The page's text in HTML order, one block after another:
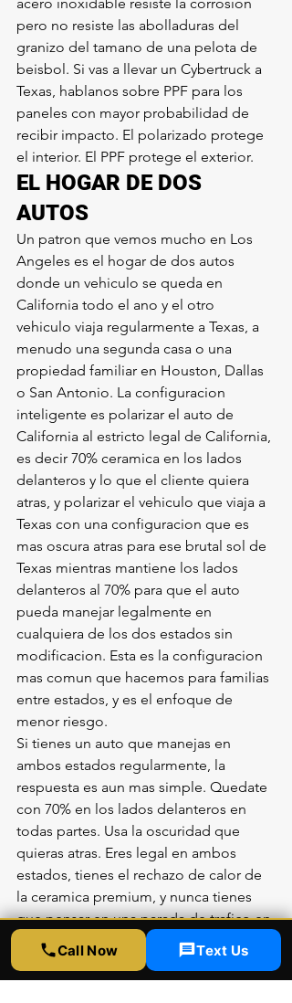
pero no resiste las abolladuras del
granizo del tamano de una pelota de
beisbol. Si vas a llevar un Cybertruck a
Texas, hablanos sobre PPF para los
paneles con mayor probabilidad de
recibir impacto. El polarizado protege
el interior. El PPF protege el exterior.
EL HOGAR DE DOS
AUTOS
Un patron que vemos mucho en Los
Angeles es el hogar de dos autos
donde un vehiculo se queda en
California todo el ano y el otro
vehiculo viaja regularmente a Texas, a
menudo una segunda casa o una
propiedad familiar en Houston, Dallas
o San Antonio. La configuracion
inteligente es polarizar el auto de
California al estricto legal de California,
es decir 70% ceramica en los lados
delanteros y lo que el cliente quiera
atras, y polarizar el vehiculo que viaja a
Texas con una configuracion que es
mas oscura atras para ese brutal sol de
Texas mientras mantiene los lados
delanteros al 70% para que el auto
pueda manejar legalmente en
cualquiera de los dos estados sin
modificacion. Esta es la configuracion
mas comun que hacemos para familias
entre estados, y es el enfoque de
menor riesgo.
Si tienes un auto que manejas en
ambos estados regularmente, la
respuesta es aun mas simple. Quedate
con 70% en los lados delanteros en
todas partes. Usa la oscuridad que
quieras atras. Eres legal en ambos
estados, tienes el rechazo de calor de
la ceramica premium, y nunca tienes
que pensar en una parada de trafico en
ninguna jurisdiccion.
COMMUTERS DE TEXAS
Call Now Text Us